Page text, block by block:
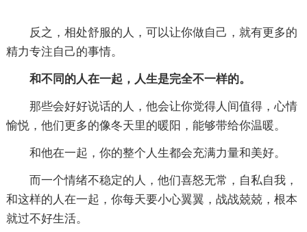
反之，相处舒服的人，可以让你做自己，就有更多的
精力专注自己的事情。
和不同的人在一起，人生是完全不一样的。
那些会好好说话的人，他会让你觉得人间值得，心情
愉悦，他们更多的像冬天里的暖阳，能够带给你温暖。
和他在一起，你的整个人生都会充满力量和美好。
而一个情绪不稳定的人，他们喜怒无常，自私自我，
和这样的人在一起，你每天要小心翼翼，战战兢兢，根本
就过不好生活。